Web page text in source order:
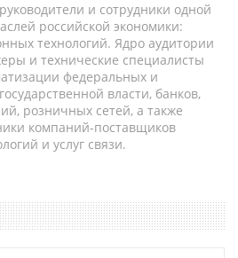
и сотрудники одной
российской экономики:
технологий. Ядро аудитории
и технические специалисты
федеральных и
власти, банков,
розничных сетей, а также
компаний-поставщиков
и услуг связи.